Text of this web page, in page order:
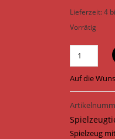
Lieferzeit:4
Vorrätig
Trixie
Monster
Plüsch
Be
Eco
&
Auf die
Spielzeug